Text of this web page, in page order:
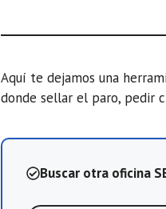
Aquí te dejamos una
donde sellar el paro, pedir
Buscar otra oficina